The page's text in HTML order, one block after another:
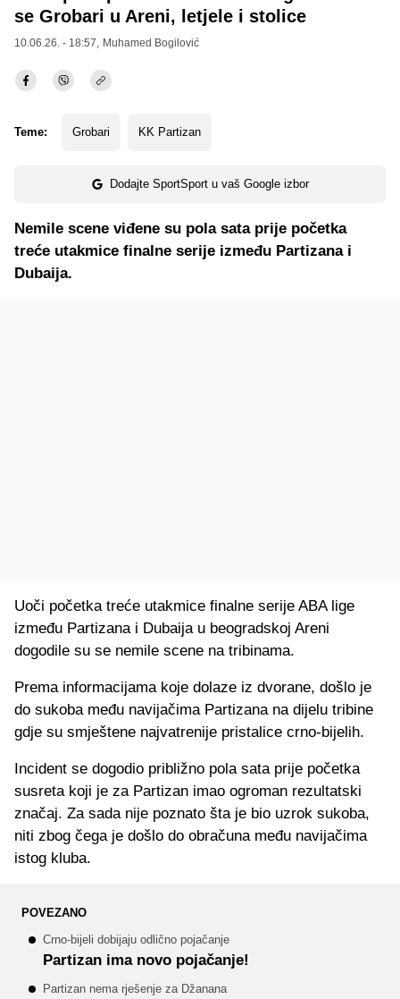
se Grobari u Areni, letjele i stolice
10.06.26. - 18:57, Muhamed Bogilović
Teme: Grobari KK Partizan
Dodajte SportSport u vaš Google izbor
Nemile scene viđene su pola sata prije početka
treće utakmice finalne serije između Partizana i
Dubaija.
Uoči početka treće utakmice finalne serije ABA lige
između Partizana i Dubaija u beogradskoj Areni
dogodile su se nemile scene na tribinama.
Prema informacijama koje dolaze iz dvorane, došlo je
do sukoba među navijačima Partizana na dijelu tribine
gdje su smještene najvatrenije pristalice crno-bijelih.
Incident se dogodio približno pola sata prije početka
susreta koji je za Partizan imao ogroman rezultatski
značaj. Za sada nije poznato šta je bio uzrok sukoba,
niti zbog čega je došlo do obračuna među navijačima
istog kluba.
POVEZANO
Crno-bijeli dobijaju odlično pojačanje
Partizan ima novo pojačanje!
Partizan nema rješenje za Džanana